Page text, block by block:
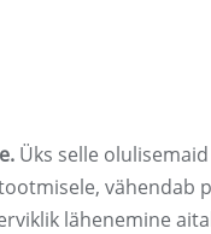
Üks selle
vähendab
lähenemine